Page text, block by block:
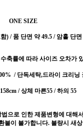
ONE SIZE
) / 품 단면 약 49.5 / 암홀 단
축률에 따라 사이즈 오차가
/ 단독세탁,드라이 크리닝
/ 상체 마른55 / 하의 55
으로 인한 제품변형에 대해
불이 불가합니다. 불량시 새